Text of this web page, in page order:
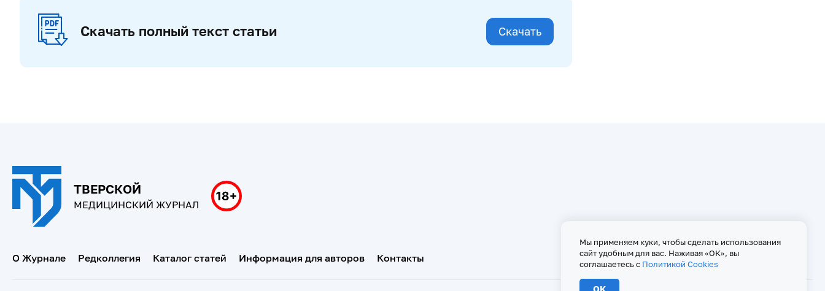
Скачать полный текст статьи Скачать
ТВЕРСКОЙ
МЕДИЦИНСКИЙ ЖУРНАЛ
О Журнале Редколлегия Каталог статей Информация для авторов Контакты
Мы применяем куки, чтобы сделать использования
сайт удобным для вас. Наживая «ОК», вы
соглашаетесь с Политикой Cookies
ОК